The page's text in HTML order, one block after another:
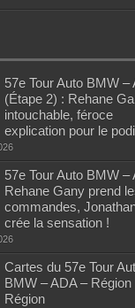
57e Tour Auto BMW –
(Étape 2) : Rehane
intouchable, féroce
explication pour le
57e Tour Auto BMW –
Rehane Gany prend
commandes,
crée la sensation !
Cartes du 57e Tour
BMW – ADA – Région
Région